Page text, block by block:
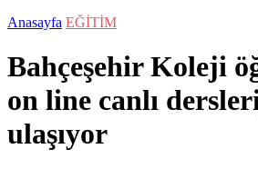
Anasayfa EĞİTİM
Bahçeşehir Koleji
on line canlı
ulaşıyor